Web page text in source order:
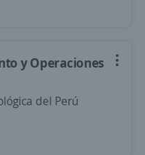
y Operaciones
del Perú